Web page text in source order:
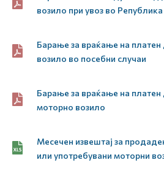
Контактвозило при увоз во
Барање за враќање на
возило во посебни случаи
Барање за враќање на платен
моторно возило
Месечен извештај за
или употребувани моторни